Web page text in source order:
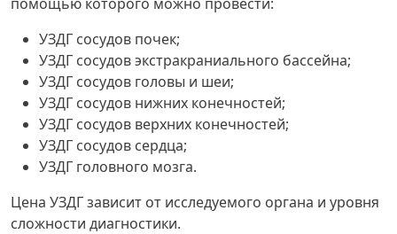
УЗДГ сосудов почек;
УЗДГ сосудов экстракраниального бассейна;
УЗДГ сосудов головы и шеи;
УЗДГ сосудов нижних конечностей;
УЗДГ сосудов верхних конечностей;
УЗДГ сосудов сердца;
УЗДГ головного мозга.
Цена УЗДГ зависит от исследуемого органа и уровня
сложности диагностики.